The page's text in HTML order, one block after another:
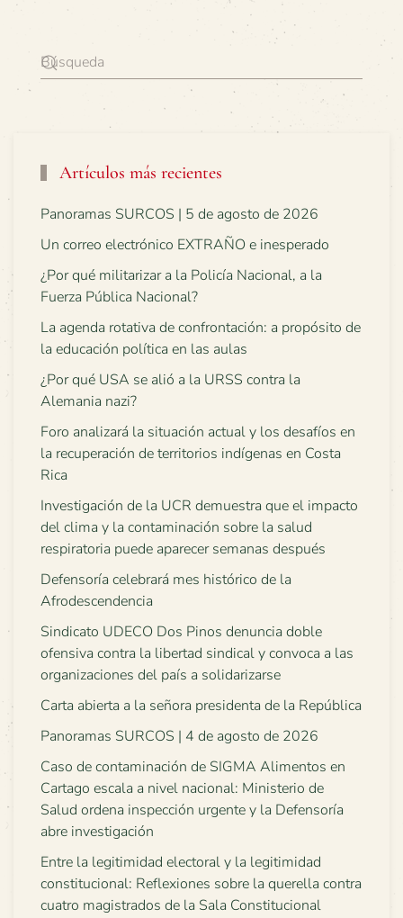
Artículos más recientes
Panoramas SURCOS | 5 de agosto de 2026
Un correo electrónico EXTRAÑO e inesperado
¿Por qué militarizar a la Policía Nacional, a la
Fuerza Pública Nacional?
La agenda rotativa de confrontación: a propósito de
la educación política en las aulas
¿Por qué USA se alió a la URSS contra la
Alemania nazi?
Foro analizará la situación actual y los desafíos en
la recuperación de territorios indígenas en Costa
Rica
Investigación de la UCR demuestra que el impacto
del clima y la contaminación sobre la salud
respiratoria puede aparecer semanas después
Defensoría celebrará mes histórico de la
Afrodescendencia
Sindicato UDECO Dos Pinos denuncia doble
ofensiva contra la libertad sindical y convoca a las
organizaciones del país a solidarizarse
Carta abierta a la señora presidenta de la República
Panoramas SURCOS | 4 de agosto de 2026
Caso de contaminación de SIGMA Alimentos en
Cartago escala a nivel nacional: Ministerio de
Salud ordena inspección urgente y la Defensoría
abre investigación
Entre la legitimidad electoral y la legitimidad
constitucional: Reflexiones sobre la querella contra
cuatro magistrados de la Sala Constitucional